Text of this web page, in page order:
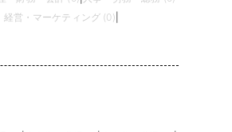
経営・マーケティング (0)